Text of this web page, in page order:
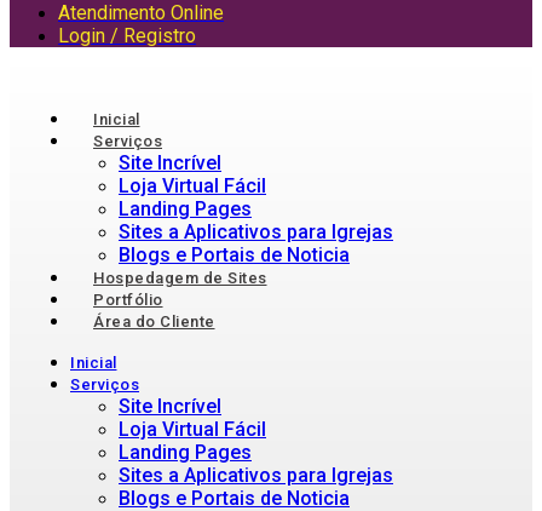
Atendimento Online
Login / Registro
Inicial
Serviços
Site Incrível
Loja Virtual Fácil
Landing Pages
Sites a Aplicativos para Igrejas
Blogs e Portais de Noticia
Hospedagem de Sites
Portfólio
Área do Cliente
Inicial
Serviços
Site Incrível
Loja Virtual Fácil
Landing Pages
Sites a Aplicativos para Igrejas
Blogs e Portais de Noticia